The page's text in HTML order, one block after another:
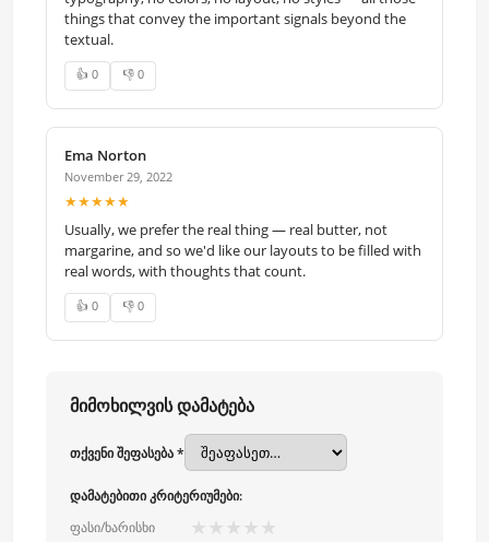
things that convey the important signals beyond the
textual.
👍 0 👎 0
Ema Norton
November 29, 2022
★★★★★
Usually, we prefer the real thing — real butter, not
margarine, and so we'd like our layouts to be filled with
real words, with thoughts that count.
👍 0 👎 0
მიმოხილვის დამატება
თქვენი შეფასება *
დამატებითი კრიტერიუმები:
ფასი/ხარისხი
★ ★ ★ ★ ★